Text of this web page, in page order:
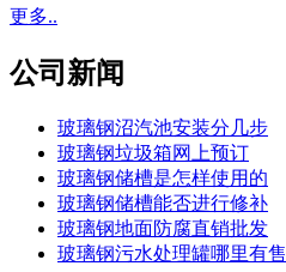
更多..
公司新闻
玻璃钢沼汽池安装分几步
玻璃钢垃圾箱网上预订
玻璃钢储槽是怎样使用的
玻璃钢储槽能否进行修补
玻璃钢地面防腐直销批发
玻璃钢污水处理罐哪里有售